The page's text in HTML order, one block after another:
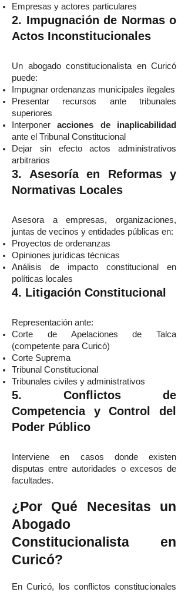
Empresas y actores particulares
2. Impugnación de Normas o
Actos Inconstitucionales
Un abogado constitucionalista en Curicó
puede:
Impugnar ordenanzas municipales ilegales
Presentar recursos ante tribunales
superiores
Interponeracciones de inaplicabilidad
ante el Tribunal Constitucional
Dejar sin efecto actos administrativos
arbitrarios
3. Asesoría en Reformas y
Normativas Locales
Asesora a empresas, organizaciones,
juntas de vecinos y entidades públicas en:
Proyectos de ordenanzas
Opiniones jurídicas técnicas
Análisis de impacto constitucional en
políticas locales
4. Litigación Constitucional
Representación ante:
Corte de Apelaciones de Talca
(competente para Curicó)
Corte Suprema
Tribunal Constitucional
Tribunales civiles y administrativos
5. Conflictos de
Competencia y Control del
Poder Público
Interviene en casos donde existen
disputas entre autoridades o excesos de
facultades.
¿Por Qué Necesitas un
Abogado
Constitucionalista en
Curicó?
En Curicó, los conflictos constitucionales